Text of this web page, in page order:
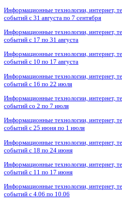
Информационные технологии, интернет,
событий с 31 августа по 7 сентября
Информационные технологии, интернет,
событий с 17 по 31 августа
Информационные технологии, интернет,
событий с 10 по 17 августа
Информационные технологии, интернет,
событий с 16 по 22 июля
Информационные технологии, интернет,
событий со 2 по 7 июля
Информационные технологии, интернет,
событий с 25 июня по 1 июля
Информационные технологии, интернет,
событий с 18 по 24 июня
Информационные технологии, интернет,
событий с 11 по 17 июня
Информационные технологии, интернет,
событий с 4.06 по 10.06